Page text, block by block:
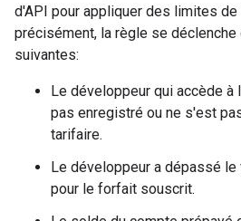
d'API pour appliquer des limites
précisément, la règle se
suivantes:
Le développeur qui accède à
pas enregistré ou ne s'est
tarifaire.
Le développeur a dépassé
pour le forfait souscrit.